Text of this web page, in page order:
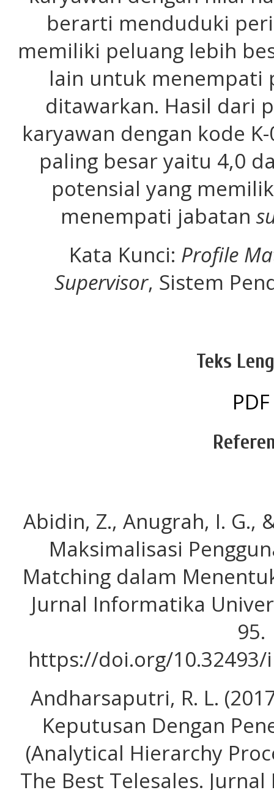
berarti menduduki
memiliki peluang lebih
lain untuk menempati
ditawarkan. Hasil dari
karyawan dengan kode
paling besar yaitu 4,0
potensial yang
menempati jabatan
Kata Kunci: Profile
Supervisor, Sistem
Teks
PDF
Abidin, Z., Anugrah, I. G.,
Maksimalisasi
Matching dalam
Jurnal Informatika
95.
https://doi.org/
Andharsaputri, R. L.
Keputusan Dengan
(Analytical Hierarchy
The Best Telesales.